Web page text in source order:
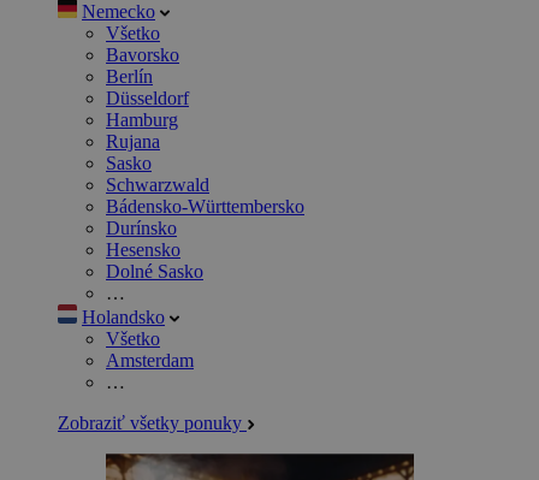
Nemecko
Všetko
Bavorsko
Berlín
Düsseldorf
Hamburg
Rujana
Sasko
Schwarzwald
Bádensko-Württembersko
Durínsko
Hesensko
Dolné Sasko
…
Holandsko
Všetko
Amsterdam
…
Zobraziť všetky ponuky